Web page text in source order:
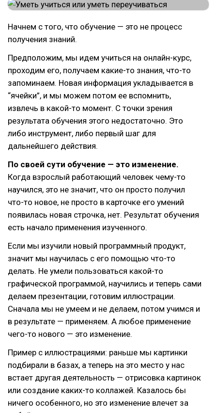
Начнем с того, что обучение — это не процесс
получения знаний.
Предположим, мы идем учиться на онлайн-курс,
проходим его, получаем какие-то знания, что-то
запоминаем. Новая информация укладывается в
“ячейки”, и мы можем потом ее вспомнить,
извлечь в какой-то момент. С точки зрения
результата обучения этого недостаточно. Это
либо инструмент, либо первый шаг для
дальнейшего действия.
По своей сути обучение — это изменение.
Когда взрослый работающий человек чему-то
научился, это не значит, что он просто получил
что-то новое, не просто в карточке его умений
появилась новая строчка, нет. Результат обучения
есть начало применения изученного.
Если мы изучили новый программный продукт,
значит мы научилась с его помощью что-то
делать. Не умели пользоваться какой-то
графической программой, научились и теперь сами
делаем презентации, готовим иллюстрации.
Сначала мы не умеем и не делаем, потом учимся и
в результате — применяем. А любое применение
чего-то нового — это изменение.
Пример с иллюстрациями: раньше мы картинки
подбирали в базах, а теперь на это место у нас
встает другая деятельность — отрисовка картинок
или создание каких-то коллажей. Казалось бы
ничего особенного, но это изменение влечет за